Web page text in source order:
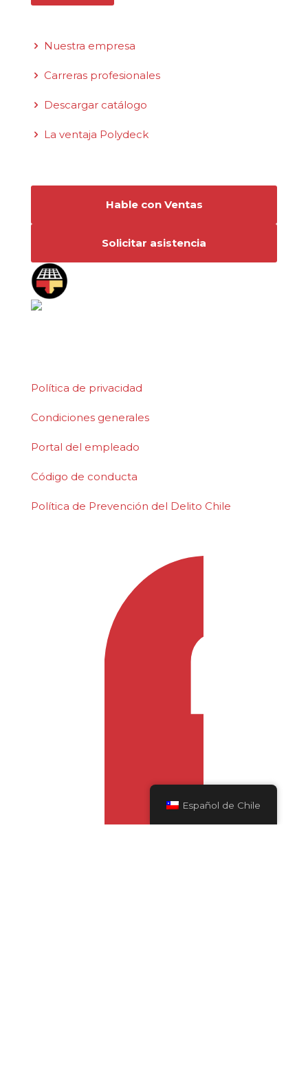
Nuestra empresa
Carreras profesionales
Descargar catálogo
La ventaja Polydeck
Hable con Ventas
Solicitar asistencia
Política de privacidad
Condiciones generales
Portal del empleado
Código de conducta
Política de Prevención del Delito Chile
Español de Chile